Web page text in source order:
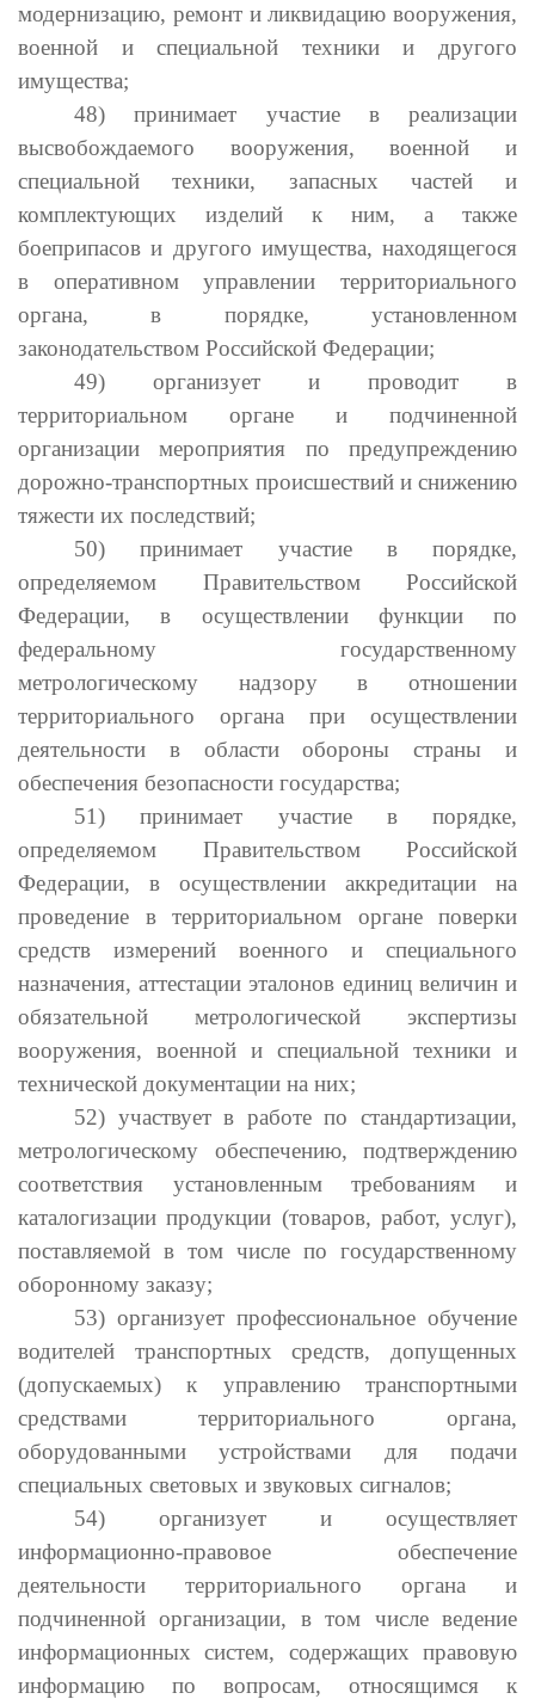
модернизацию, ремонт и ликвидацию вооружения,
военной и специальной техники и другого
имущества;
48) принимает участие в реализации
высвобождаемого вооружения, военной и
специальной техники, запасных частей и
комплектующих изделий к ним, а также
боеприпасов и другого имущества, находящегося
в оперативном управлении территориального
органа, в порядке, установленном
законодательством Российской Федерации;
49) организует и проводит в
территориальном органе и подчиненной
организации мероприятия по предупреждению
дорожно-транспортных происшествий и снижению
тяжести их последствий;
50) принимает участие в порядке,
определяемом Правительством Российской
Федерации, в осуществлении функции по
федеральному государственному
метрологическому надзору в отношении
территориального органа при осуществлении
деятельности в области обороны страны и
обеспечения безопасности государства;
51) принимает участие в порядке,
определяемом Правительством Российской
Федерации, в осуществлении аккредитации на
проведение в территориальном органе поверки
средств измерений военного и специального
назначения, аттестации эталонов единиц величин и
обязательной метрологической экспертизы
вооружения, военной и специальной техники и
технической документации на них;
52) участвует в работе по стандартизации,
метрологическому обеспечению, подтверждению
соответствия установленным требованиям и
каталогизации продукции (товаров, работ, услуг),
поставляемой в том числе по государственному
оборонному заказу;
53) организует профессиональное обучение
водителей транспортных средств, допущенных
(допускаемых) к управлению транспортными
средствами территориального органа,
оборудованными устройствами для подачи
специальных световых и звуковых сигналов;
54) организует и осуществляет
информационно-правовое обеспечение
деятельности территориального органа и
подчиненной организации, в том числе ведение
информационных систем, содержащих правовую
информацию по вопросам, относящимся к